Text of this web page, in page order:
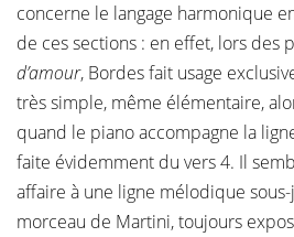
concerne le langage harmonique
de ces sections : en effet, lors des
d’amour, Bordes fait usage
très simple, même élémentaire,
quand le piano accompagne la
faite évidemment du vers 4. Il
affaire à une ligne mélodique
morceau de Martini, toujours